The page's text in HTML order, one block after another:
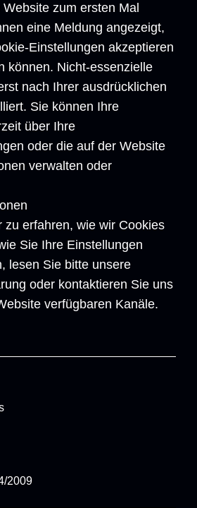
zum ersten Mal
eine Meldung angezeigt,
Einstellungen akzeptieren
können. Nicht-essenzielle
nach Ihrer ausdrücklichen
Sie können Ihre
über Ihre
oder die auf der Website
verwalten oder
zu erfahren, wie wir Cookies
Sie Ihre Einstellungen
lesen Sie bitte unsere
oder kontaktieren Sie uns
verfügbaren Kanäle.
2009